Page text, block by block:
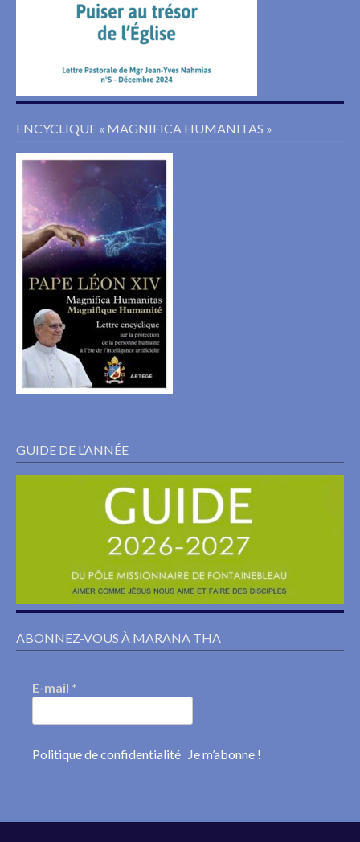
ENCYCLIQUE « MAGNIFICA HUMANITAS »
GUIDE DE L’ANNÉE
ABONNEZ-VOUS À MARANA THA
E-mail *
Politique de confidentialité